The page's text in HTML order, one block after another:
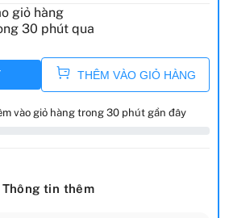
giỏ hàng
30 phút qua
THÊM VÀO GIỎ HÀNG
vào giỏ hàng trong 30 phút gần đây
Thông tin thêm